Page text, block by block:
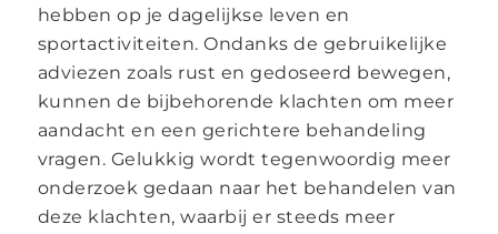
hebben op je dagelijkse leven en
sportactiviteiten. Ondanks de gebruikelijke
adviezen zoals rust en gedoseerd bewegen,
kunnen de bijbehorende klachten om meer
aandacht en een gerichtere behandeling
vragen. Gelukkig wordt tegenwoordig meer
onderzoek gedaan naar het behandelen van
deze klachten, waarbij er steeds meer